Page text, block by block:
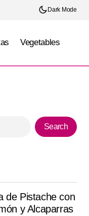
Dark Mode
Vegetables
Search
de Pistache con
y Alcaparras